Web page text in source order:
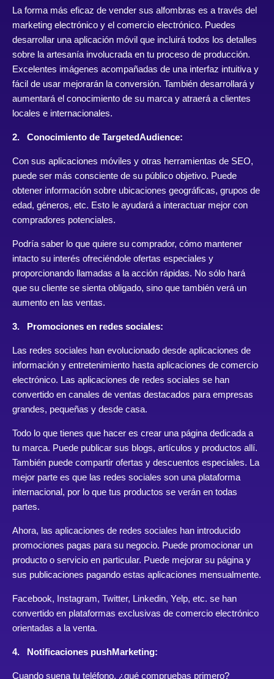
La forma más eficaz de vender sus alfombras es a través del
marketing electrónico y el comercio electrónico. Puedes
desarrollar una aplicación móvil que incluirá todos los detalles
sobre la artesanía involucrada en tu proceso de producción.
Excelentes imágenes acompañadas de una interfaz intuitiva y
fácil de usar mejorarán la conversión. También desarrollará y
aumentará el conocimiento de su marca y atraerá a clientes
locales e internacionales.
2. Conocimiento de TargetedAudience:
Con sus aplicaciones móviles y otras herramientas de SEO,
puede ser más consciente de su público objetivo. Puede
obtener información sobre ubicaciones geográficas, grupos de
edad, géneros, etc. Esto le ayudará a interactuar mejor con
compradores potenciales.
Podría saber lo que quiere su comprador, cómo mantener
intacto su interés ofreciéndole ofertas especiales y
proporcionando llamadas a la acción rápidas. No sólo hará
que su cliente se sienta obligado, sino que también verá un
aumento en las ventas.
3. Promociones en redes sociales:
Las redes sociales han evolucionado desde aplicaciones de
información y entretenimiento hasta aplicaciones de comercio
electrónico. Las aplicaciones de redes sociales se han
convertido en canales de ventas destacados para empresas
grandes, pequeñas y desde casa.
Todo lo que tienes que hacer es crear una página dedicada a
tu marca. Puede publicar sus blogs, artículos y productos allí.
También puede compartir ofertas y descuentos especiales. La
mejor parte es que las redes sociales son una plataforma
internacional, por lo que tus productos se verán en todas
partes.
Ahora, las aplicaciones de redes sociales han introducido
promociones pagas para su negocio. Puede promocionar un
producto o servicio en particular. Puede mejorar su página y
sus publicaciones pagando estas aplicaciones mensualmente.
Facebook, Instagram, Twitter, Linkedin, Yelp, etc. se han
convertido en plataformas exclusivas de comercio electrónico
orientadas a la venta.
4. Notificaciones pushMarketing:
Cuando suena tu teléfono, ¿qué compruebas primero?